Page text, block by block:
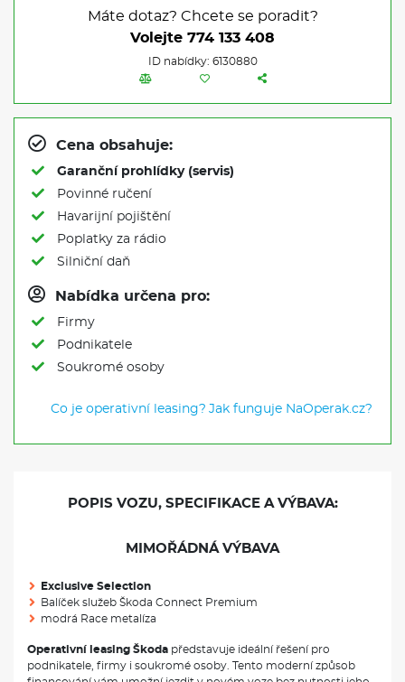
Máte dotaz? Chcete se poradit?
Volejte 774 133 408
ID nabídky: 6130880
Cena obsahuje:
Garanční prohlídky (servis)
Povinné ručení
Havarijní pojištění
Poplatky za rádio
Silniční daň
Nabídka určena pro:
Firmy
Podnikatele
Soukromé osoby
Co je operativní leasing? Jak funguje NaOperak.cz?
POPIS VOZU, SPECIFIKACE A VÝBAVA:
MIMOŘÁDNÁ VÝBAVA
Exclusive Selection
Balíček služeb Škoda Connect Premium
modrá Race metalíza
Operativní leasing Škoda představuje ideální řešení pro
podnikatele, firmy i soukromé osoby. Tento moderní způsob